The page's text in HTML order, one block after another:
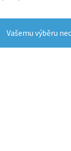
Vašemu výběru